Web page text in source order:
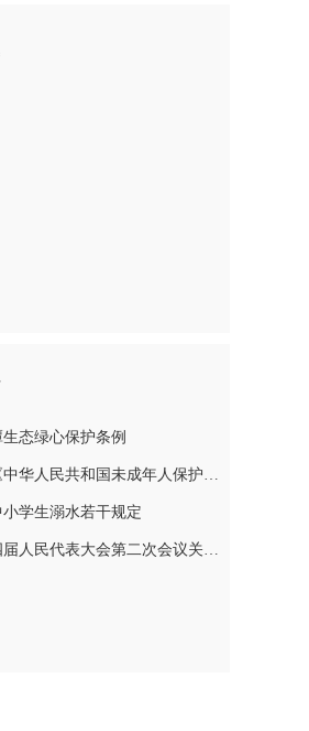
态绿心保护条例
湖南省实施《中华人民共和国未成年人保护法》若干规定
学生溺水若干规定
湖南省第十四届人民代表大会第二次会议关于湖南省人民代表大会常务委员会工作报告的决议